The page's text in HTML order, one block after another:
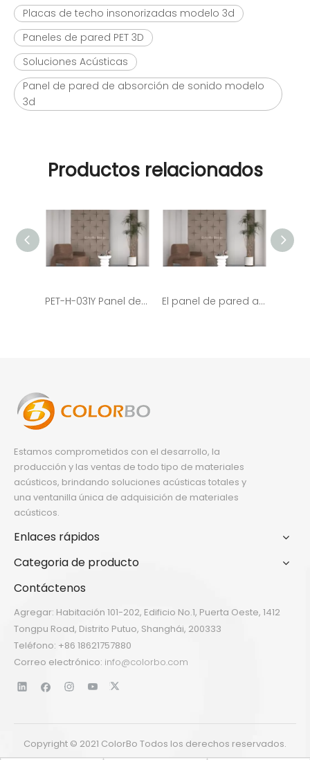
Placas de techo insonorizadas modelo 3d
Paneles de pared PET 3D
Soluciones Acústicas
Panel de pared de absorción de sonido modelo
3d
Productos relacionados
PET-H-031Y Panel de pared 3D decorativo de alta calidad Panel acústico para mascotas para oficina El panel de pared acústico 3D del ANIMAL DOMÉSTICO de los paneles acústicos de la fibra de poliéster de PET-H-030Y para la oficina y el estudio
Estamos comprometidos con el desarrollo, la
producción y las ventas de todo tipo de materiales
acústicos, brindando soluciones acústicas totales y
una ventanilla única de adquisición de materiales
acústicos.
Enlaces rápidos
Categoria de producto
Contáctenos
Agregar: Habitación 101-202, Edificio No.1, Puerta Oeste, 1412
Tongpu Road, Distrito Putuo, Shanghái, 200333
Teléfono: +86 18621757880
Correo electrónico: info@colorbo.com
Copyright © 2021 ColorBo Todos los derechos reservados.